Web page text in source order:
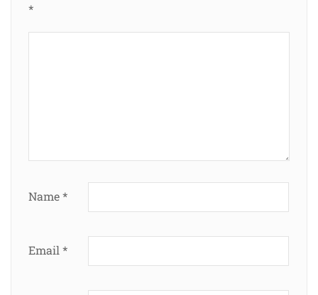
*
Name*
Email *